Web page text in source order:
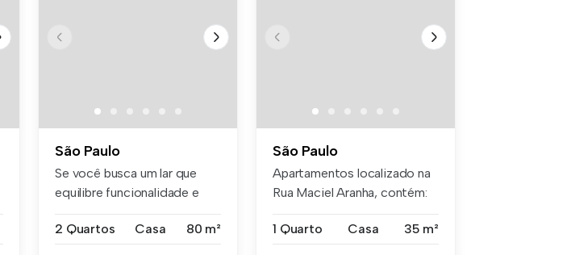
São Paulo
Se você busca um lar que
equilibre funcionalidade e
2 Quartos
Casa 80 m²
São Paulo
Apartamentos localizado na
Rua Maciel Aranha, contém:
1 Quarto
Casa 35 m²